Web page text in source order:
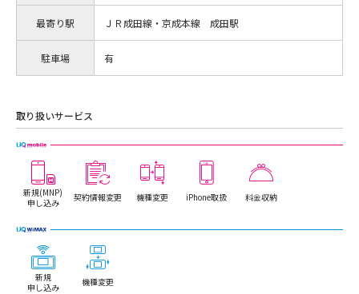
最寄り駅 ＪＲ成田線・京成本線 成田駅
駐車場 有
取り扱いサービス
新規(MNP)
申し込み
契約情報変更 機種変更 iPhone取扱 料金収納
新規
申し込み
機種変更